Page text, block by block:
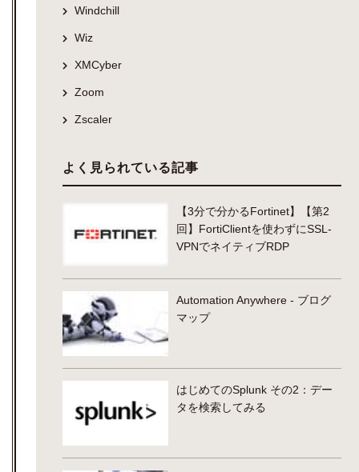
Windchill
Wiz
XMCyber
Zoom
Zscaler
よく見られている記事
【3分で分かるFortinet】【第2
回】FortiClientを使わずにSSL-
VPNでネイティブRDP
Automation Anywhere - ブログ
マップ
はじめてのSplunk その2：デー
タを検索してみる